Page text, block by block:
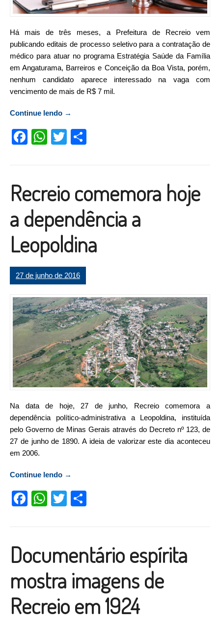
Há mais de três meses, a Prefeitura de Recreio vem
publicando editais de processo seletivo para a contratação de
médico para atuar no programa Estratégia Saúde da Família
em Angaturama, Barreiros e Conceição da Boa Vista, porém,
nenhum candidato aparece interessado na vaga com
vencimento de mais de R$ 7 mil.
Continue lendo “Prefeitura de Recreio não consegue
→
Facebook
WhatsApp
Twitter
Recreio comemora hoje
a dependência a
Leopoldina
27 de junho de 2016
Na data de hoje, 27 de junho, Recreio comemora a
dependência político-administrativa a Leopoldina, instituída
pelo Governo de Minas Gerais através do Decreto nº 123, de
27 de junho de 1890. A ideia de valorizar este dia aconteceu
em 2006.
Continue lendo “Recreio comemora hoje a dependência a
→
Facebook
WhatsApp
Twitter
Documentário espírita
mostra imagens de
Recreio em 1924